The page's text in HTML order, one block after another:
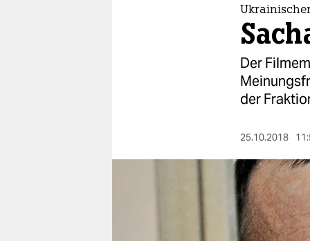
Der
der
25.10.2018